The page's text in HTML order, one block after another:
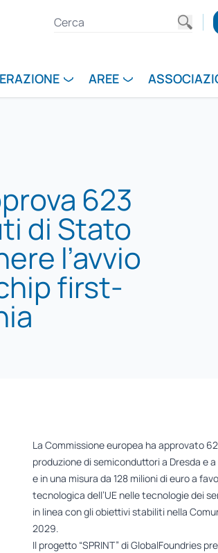
AREE
623
di Stato
l’avvio
first-
La Commissione europea ha approvato
produzione di semiconduttori a Dresda e
e in una misura da 128 milioni di euro a
tecnologica dell’UE nelle tecnologie dei
in linea con gli obiettivi stabiliti nella
2029.
Il progetto “SPRINT” di GlobalFoundries